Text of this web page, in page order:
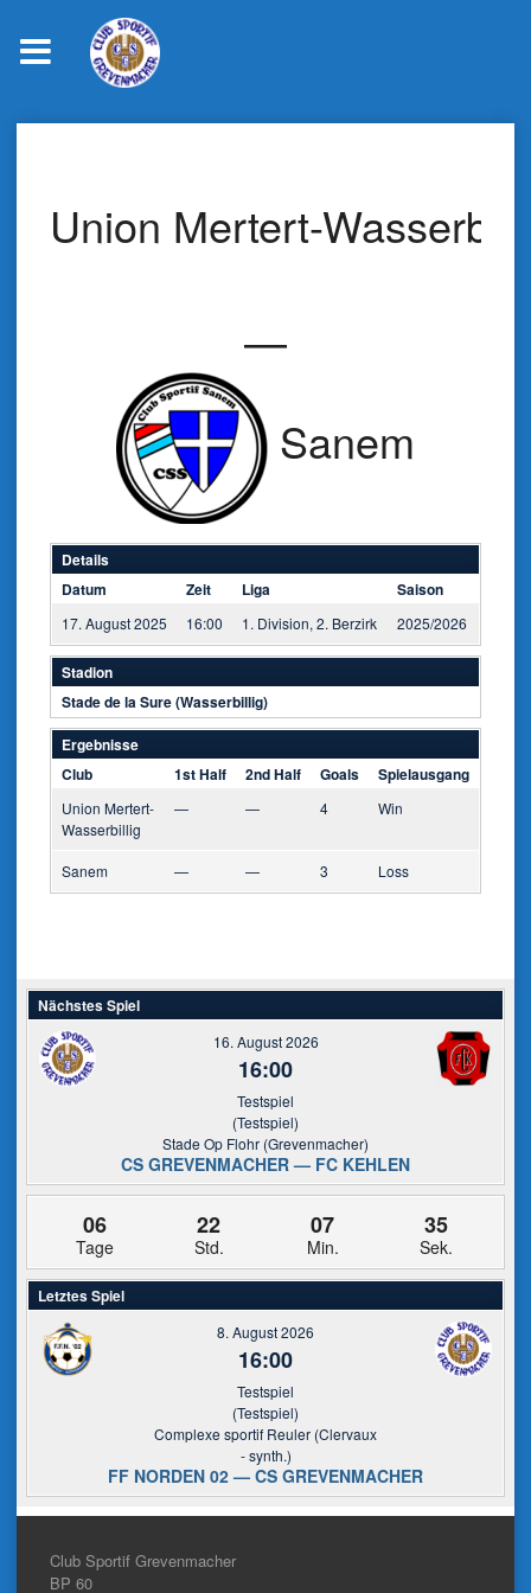
Union Mertert-
—
Sanem
Details
Datum
Zeit Liga Saison
17. August 2025 16:00 1. Division, 2. Berzirk 2025/2026
Stadion
Stade de la Sure (Wasserbillig)
Ergebnisse
Club
1st Half 2nd Half Goals Spielausgang
Union Mertert-
Wasserbillig
— — 4 Win
Sanem — — 3 Loss
Nächstes Spiel
16. August 2026
16:00
Testspiel
(Testspiel)
Stade Op Flohr (Grevenmacher)
CS GREVENMACHER — FC KEHLEN
06
Tage
22
Std.
07
Min.
34
Sek.
Letztes Spiel
8. August 2026
16:00
Testspiel
(Testspiel)
Complexe sportif Reuler (Clervaux
- synth.)
FF NORDEN 02 — CS GREVENMACHER
Club Sportif Grevenmacher
BP 60